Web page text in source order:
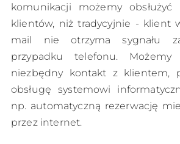
komunikacji możemy obsłużyć
klientów, niż tradycyjnie - klient
mail nie otrzyma sygnału
przypadku telefonu. Możemy
niezbędny kontakt z klientem,
obsługę systemowi
np. automatyczną rezerwację
przez internet.